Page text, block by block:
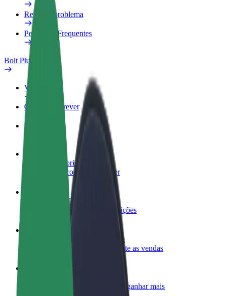
Reportar problema
Perguntas Frequentes
Bolt Plus
Vantagens
Como subscrever
FAQ
Torne-se motorista
Ganhe dinheiro quando quiser
Registe a sua frota de estafetas
Ganhe dinheiro a entregar refeições
Adicione um restaurante ou loja
Chegue a mais clientes e aumente as vendas
Adicione a sua frota à Bolt para ganhar mais